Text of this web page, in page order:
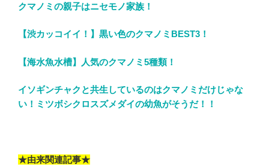
クマノミの親子はニセモノ家族！
【渋カッコイイ！】黒い色のクマノミBEST3！
【海水魚水槽】人気のクマノミ5種類！
イソギンチャクと共生しているのはクマノミだけじゃな
い！ミツボシクロスズメダイの幼魚がそうだ！！
★由来関連記事★